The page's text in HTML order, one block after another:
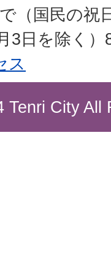
（国民の祝
3日を除く
ス
Tenri City All